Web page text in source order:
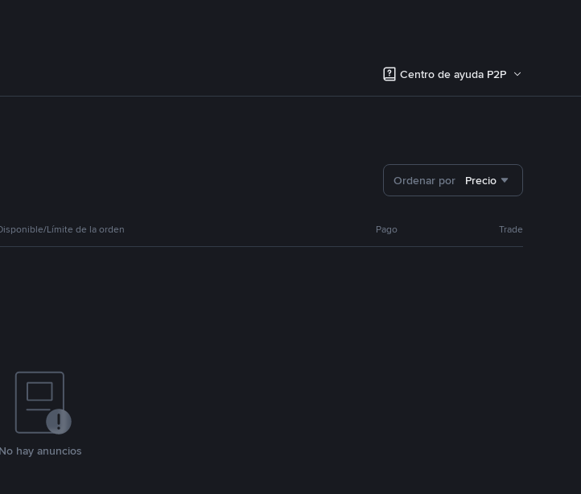
Centro de ayuda P2P
Ordenar por Precio
Límite de la orden Pago Trade
No hay anuncios